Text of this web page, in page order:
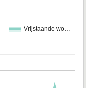
Vrijstaande wo…